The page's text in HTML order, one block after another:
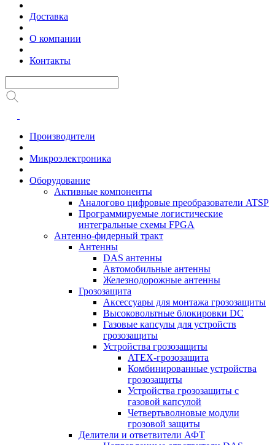
Доставка
О компании
Контакты
Производители
Микроэлектроника
Оборудование
Активные компоненты
Аналогово цифровые преобразователи ATSP
Программируемые логистические
интегральные схемы FPGA
Антенно-фидерный тракт
Антенны
DAS антенны
Автомобильные антенны
Железнодорожные антенны
Грозозащита
Аксессуары для монтажа грозозащиты
Высоковольтные блокировки DC
Газовые капсулы для устройств
грозозащиты
Устройства грозозащиты
ATEX-грозозащита
Комбинированные устройства
грозозащиты
Устройства грозозащиты с
газовой капсулой
Четвертьволновые модули
грозовой защиты
Делители и ответвители АФТ